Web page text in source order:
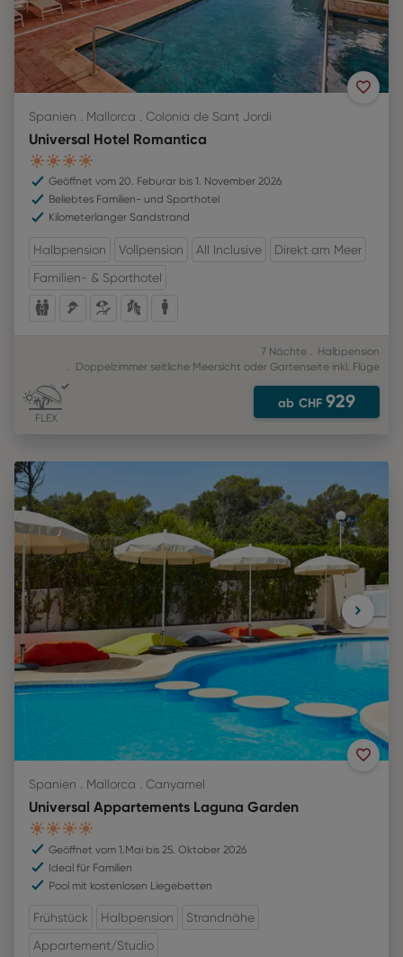
Spanien . Mallorca . Colonia de Sant Jordi
Universal Hotel Romantica
4
Geöffnet vom 20. Feburar bis 1. November 2026
Beliebtes Familien- und Sporthotel
Kilometerlanger Sandstrand
Halbpension Vollpension All Inclusive
Direkt am Meer
Familien- & Sporthotel
FLEX
7 Nächte
Halbpension
Doppelzimmer seitliche Meersicht oder Gartenseite inkl. Flüge
ab CHF 929
Spanien . Mallorca . Canyamel
Universal Appartements Laguna Garden
4
Geöffnet vom 1.Mai bis 25. Oktober 2026
Ideal für Familien
Pool mit kostenlosen Liegebetten
Frühstück Halbpension
Strandnähe
Appartement/Studio